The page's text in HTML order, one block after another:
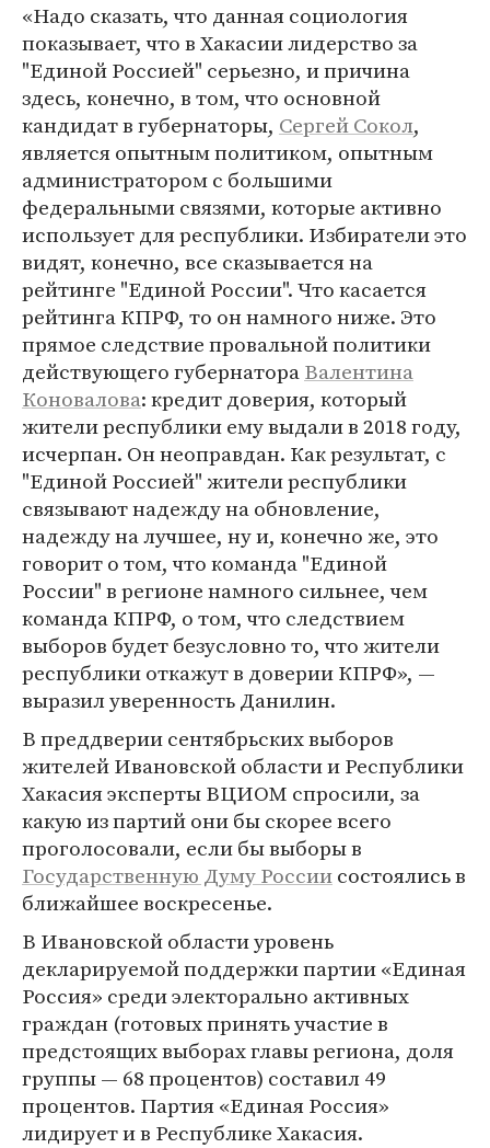
«Надо сказать, что данная социология
показывает, что в Хакасии лидерство за
"Единой Россией" серьезно, и причина
здесь, конечно, в том, что основной
кандидат в губернаторы, Сергей Сокол,
является опытным политиком, опытным
администратором с большими
федеральными связями, которые активно
использует для республики. Избиратели это
видят, конечно, все сказывается на
рейтинге "Единой России". Что касается
рейтинга КПРФ, то он намного ниже. Это
прямое следствие провальной политики
действующего губернатораВалентина
Коновалова: кредит доверия, который
жители республики ему выдали в 2018 году,
исчерпан. Он неоправдан. Как результат, с
"Единой Россией" жители республики
связывают надежду на обновление,
надежду на лучшее, ну и, конечно же, это
говорит о том, что команда "Единой
России" в регионе намного сильнее, чем
команда КПРФ, о том, что следствием
выборов будет безусловно то, что жители
республики откажут в доверии КПРФ», —
выразил уверенность Данилин.
В преддверии сентябрьских выборов
жителей Ивановской области и Республики
Хакасия эксперты ВЦИОМ спросили, за
какую из партий они бы скорее всего
проголосовали, если бы выборы в
Государственную Думу Россиисостоялись в
ближайшее воскресенье.
В Ивановской области уровень
декларируемой поддержки партии «Единая
Россия» среди электорально активных
граждан (готовых принять участие в
предстоящих выборах главы региона, доля
группы — 68 процентов) составил 49
процентов. Партия «Единая Россия»
лидирует и в Республике Хакасия.